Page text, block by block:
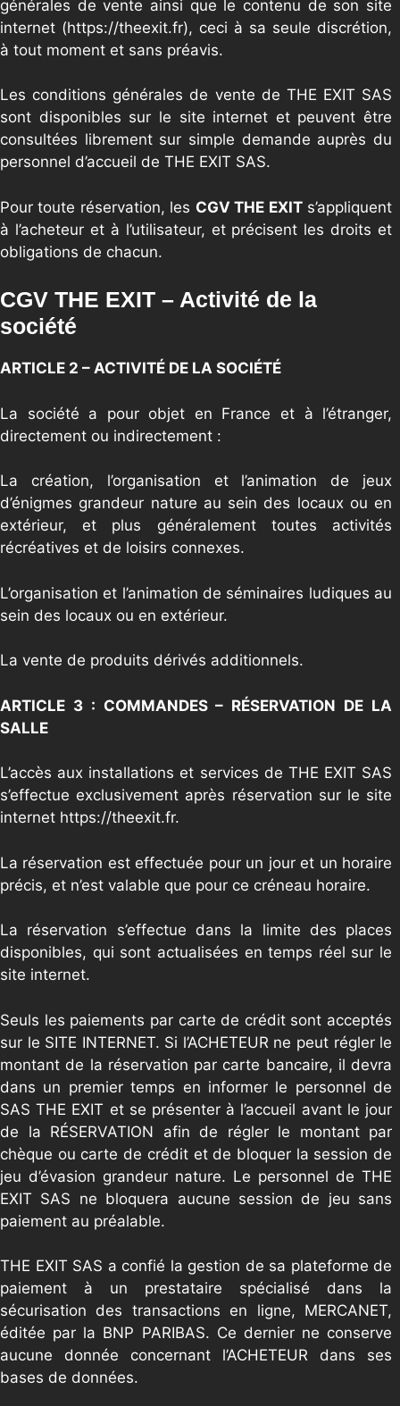
générales de vente ainsi que le contenu de son site
internet (https://theexit.fr), ceci à sa seule discrétion,
à tout moment et sans préavis.
Les conditions générales de vente de THE EXIT SAS
sont disponibles sur le site internet et peuvent être
consultées librement sur simple demande auprès du
personnel d’accueil de THE EXIT SAS.
Pour toute réservation, les CGV THE EXITs’appliquent
à l’acheteur et à l’utilisateur, et précisent les droits et
obligations de chacun.
CGV THE EXIT – Activité de la
société
ARTICLE 2 – ACTIVITÉ DE LA SOCIÉTÉ
La société a pour objet en France et à l’étranger,
directement ou indirectement :
La création, l’organisation et l’animation de jeux
d’énigmes grandeur nature au sein des locaux ou en
extérieur, et plus généralement toutes activités
récréatives et de loisirs connexes.
L’organisation et l’animation de séminaires ludiques au
sein des locaux ou en extérieur.
La vente de produits dérivés additionnels.
ARTICLE 3 : COMMANDES – RÉSERVATION DE LA
SALLE
L’accès aux installations et services de THE EXIT SAS
s’effectue exclusivement après réservation sur le site
internet https://theexit.fr.
La réservation est effectuée pour un jour et un horaire
précis, et n’est valable que pour ce créneau horaire.
La réservation s’effectue dans la limite des places
disponibles, qui sont actualisées en temps réel sur le
site internet.
Seuls les paiements par carte de crédit sont acceptés
sur le SITE INTERNET. Si l’ACHETEUR ne peut régler le
montant de la réservation par carte bancaire, il devra
dans un premier temps en informer le personnel de
SAS THE EXIT et se présenter à l’accueil avant le jour
de la RÉSERVATION afin de régler le montant par
chèque ou carte de crédit et de bloquer la session de
jeu d’évasion grandeur nature. Le personnel de THE
EXIT SAS ne bloquera aucune session de jeu sans
paiement au préalable.
THE EXIT SAS a confié la gestion de sa plateforme de
paiement à un prestataire spécialisé dans la
sécurisation des transactions en ligne, MERCANET,
éditée par la BNP PARIBAS. Ce dernier ne conserve
aucune donnée concernant l’ACHETEUR dans ses
bases de données.